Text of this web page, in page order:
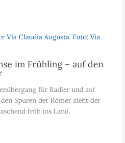
im Frühling – auf den
für Radler und auf
Spuren der Römer zieht der
früh ins Land.